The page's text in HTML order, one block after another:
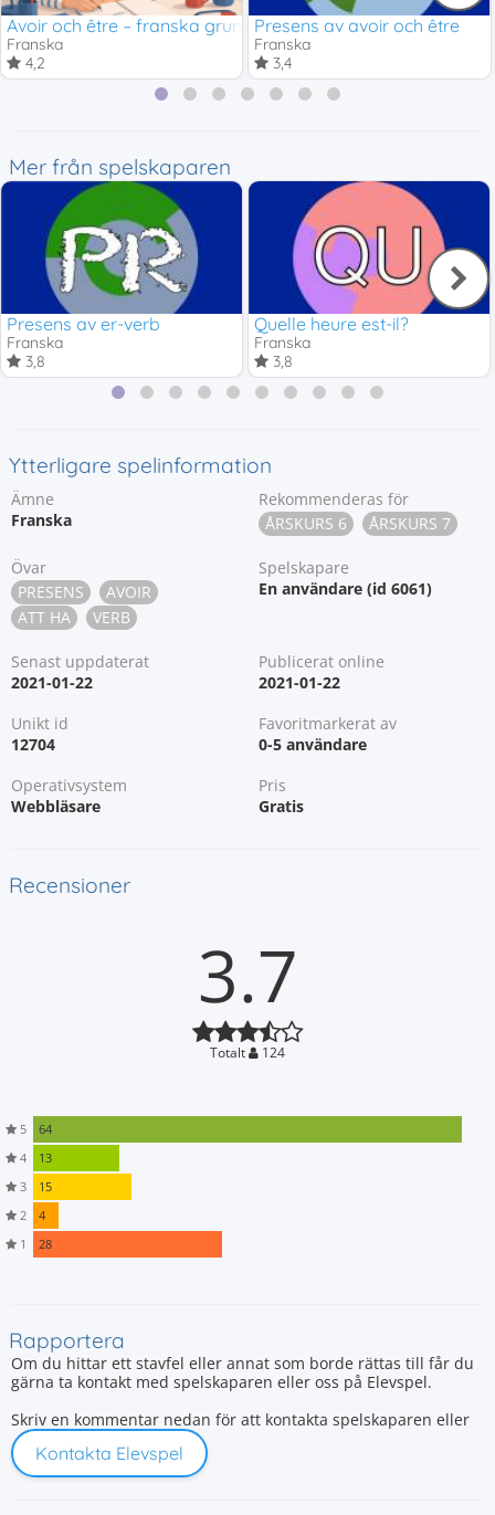
Avoir och être – franska grundverb
Franska
4,2
Presens av avoir och être
Franska
3,4
Mer från spelskaparen
Presens av er-verb
Franska
3,8
Quelle heure est-il?
Franska
3,8
Ytterligare spelinformation
Ämne
Franska
Rekommenderas för
ÅRSKURS 6
ÅRSKURS 7
Övar
PRESENS
AVOIR
ATT HA
VERB
Spelskapare
En användare (id 6061)
Senast uppdaterat
2021-01-22
Publicerat online
2021-01-22
Unikt id
12704
Favoritmarkerat av
0-5 användare
Operativsystem
Webbläsare
Pris
Gratis
Recensioner
3.7
Totalt 124
5
64
4
13
3
15
2
4
1
28
Rapportera
Om du hittar ett stavfel eller annat som borde rättas till får du
gärna ta kontakt med spelskaparen eller oss på Elevspel.
Skriv en kommentar nedan för att kontakta spelskaparen eller
Kontakta Elevspel